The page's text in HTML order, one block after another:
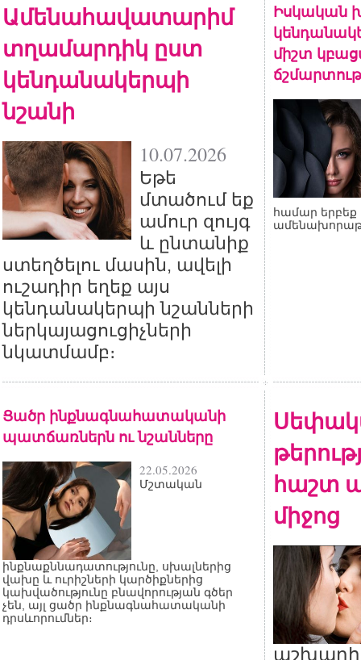
Ամենահավատարիմ
տղամարդիկ ըստ
կենդանակերպի
նշանի
10.07.2026
Եթե
մտածում եք
ամուր զույգ
և ընտանիք
ստեղծելու մասին, ավելի
ուշադիր եղեք այս
կենդանակերպի նշանների
ներկայացուցիչների
նկատմամբ։
Իսկական
միշտ
համար երբեք
Ցածր ինքնագնահատականի
պատճառներն ու նշանները
22.05.2026
Մշտական
ինքնաքննադատությունը, սխալներից
վախը և ուրիշների կարծիքներից
կախվածությունը բնավորության գծեր
չեն, այլ ցածր ինքնագնահատականի
դրսևորումներ։
հաշտ
միջոց